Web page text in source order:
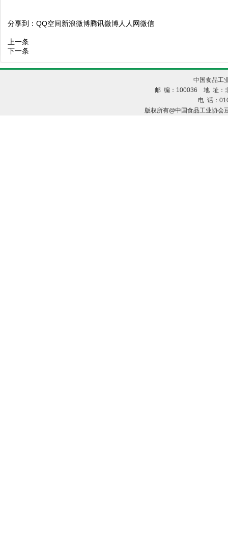
分享到： QQ空间新浪微博腾讯微博人人网微信
上一条
下一条
中国食品工
邮 编：100036 地 址：
电 话：
版权所有@中国食品工业协